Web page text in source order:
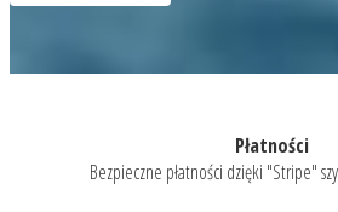
Płatności
Bezpieczne płatności dzięki "Stripe"